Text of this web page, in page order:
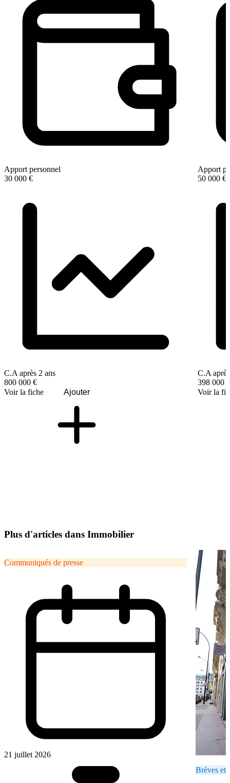
Apport personnel
30 000 €
C.A après 2 ans
800 000 €
Voir la fiche
Ajouter
Apport
50 000 €
C.A
398 000 €
Voir la
Plus d'articles dans Immobilier
Communiqués de presse
21 juillet 2026
Brèves et